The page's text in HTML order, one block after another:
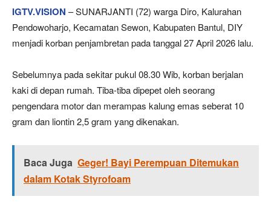
IGTV.VISION – SUNARJANTI (72) warga Diro, Kalurahan
Pendowoharjo, Kecamatan Sewon, Kabupaten Bantul, DIY
menjadi korban penjambretan pada tanggal 27 April 2026 lalu.
Sebelumnya pada sekitar pukul 08.30 Wib, korban berjalan
kaki di depan rumah. Tiba-tiba dipepet oleh seorang
pengendara motor dan merampas kalung emas seberat 10
gram dan liontin 2,5 gram yang dikenakan.
Baca Juga Geger! Bayi Perempuan Ditemukan
dalam Kotak Styrofoam